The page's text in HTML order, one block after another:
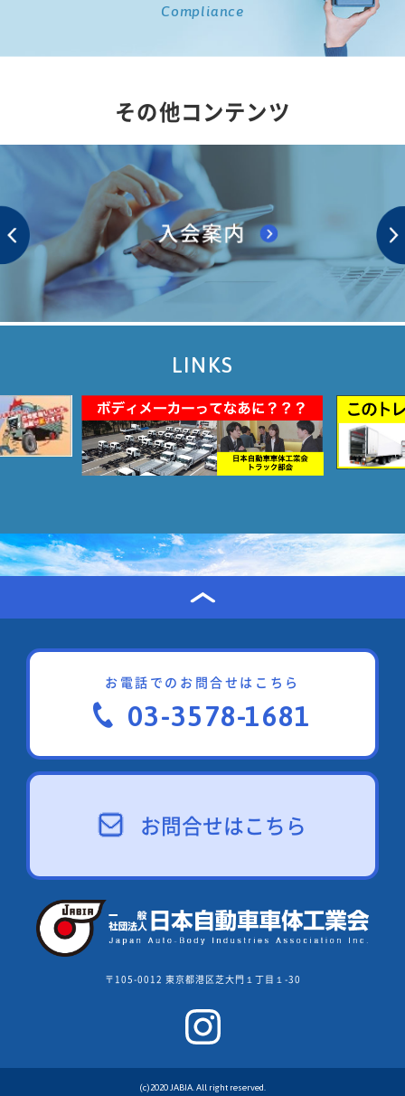
Compliance
その他コンテンツ
LINKS
お電話でのお問合せはこちら
03-3578-1681
お問合せはこちら
〒105-0012 東京都港区芝大門１丁目１-30
(c)2020 JABIA. All right reserved.